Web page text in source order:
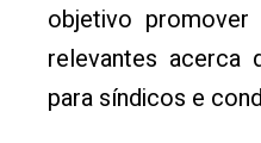
objetivo
relevantes acerca
para síndicos e